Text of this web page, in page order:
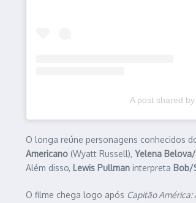
A post shared
O longa reúne personagens conhecidos
Americano (Wyatt Russell), Yelena
Além disso, Lewis Pullman interpreta Bob/
O filme chega logo após Capitão